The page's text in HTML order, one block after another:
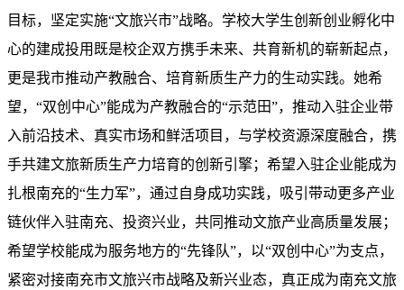
目标，坚定实施“文旅兴市”战略。学校大学生创新创业孵化中
心的建成投用既是校企双方携手未来、共育新机的崭新起点，
更是我市推动产教融合、培育新质生产力的生动实践。她希
望，“双创中心”能成为产教融合的“示范田”，推动入驻企业带
入前沿技术、真实市场和鲜活项目，与学校资源深度融合，携
手共建文旅新质生产力培育的创新引擎；希望入驻企业能成为
扎根南充的“生力军”，通过自身成功实践，吸引带动更多产业
链伙伴入驻南充、投资兴业，共同推动文旅产业高质量发展；
希望学校能成为服务地方的“先锋队”，以“双创中心”为支点，
紧密对接南充市文旅兴市战略及新兴业态，真正成为南充文旅